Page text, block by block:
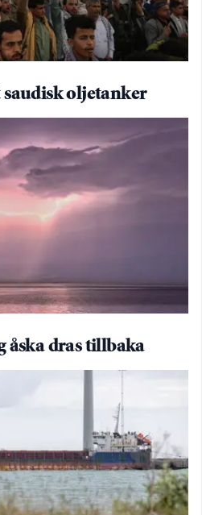
oljetanker
dras tillbaka